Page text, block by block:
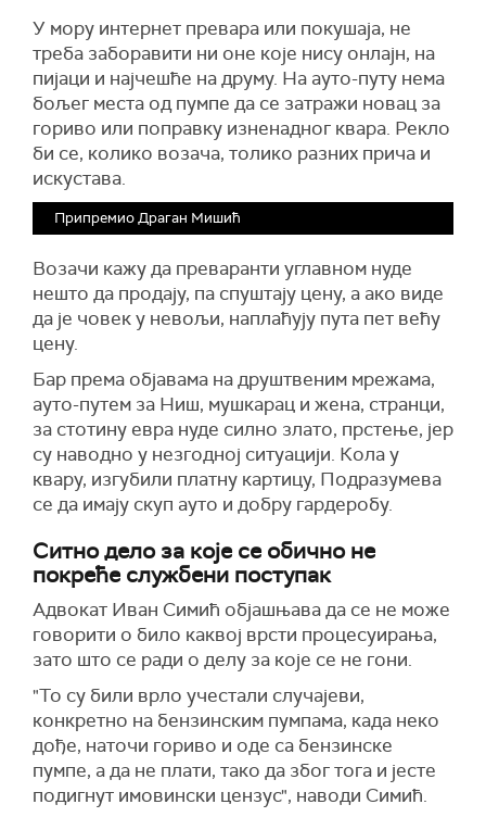
У мору интернет превара или покушаја, не
треба заборавити ни оне које нису онлајн, на
пијаци и најчешће на друму. На ауто-путу нема
бољег места од пумпе да се затражи новац за
гориво или поправку изненадног квара. Рекло
би се, колико возача, толико разних прича и
искустава.
Припремио Драган Мишић
Возачи кажу да преваранти углавном нуде
нешто да продају, па спуштају цену, а ако виде
да је човек у невољи, наплаћују пута пет већу
цену.
Бар према објавама на друштвеним мрежама,
ауто-путем за Ниш, мушкарац и жена, странци,
за стотину евра нуде силно злато, прстење, јер
су наводно у незгодној ситуацији. Кола у
квару, изгубили платну картицу, Подразумева
се да имају скуп ауто и добру гардеробу.
Ситно дело за које се обично не
покреће службени поступак
Адвокат Иван Симић објашњава да се не може
говорити о било каквој врсти процесуирања,
зато што се ради о делу за које се не гони.
"То су били врло учестали случајеви,
конкретно на бензинским пумпама, када неко
дође, наточи гориво и оде са бензинске
пумпе, а да не плати, тако да због тога и јесте
подигнут имовински цензус", наводи Симић.